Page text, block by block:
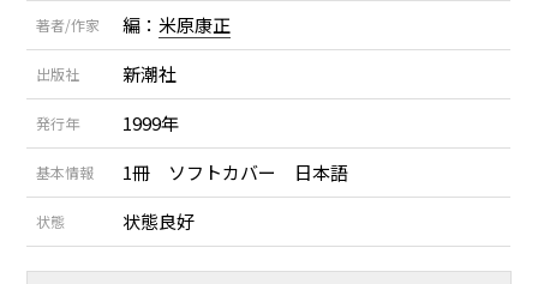
著者/作家 編：米原康正
出版社 新潮社
発行年 1999年
基本情報 1冊 ソフトカバー 日本語
状態 状態良好